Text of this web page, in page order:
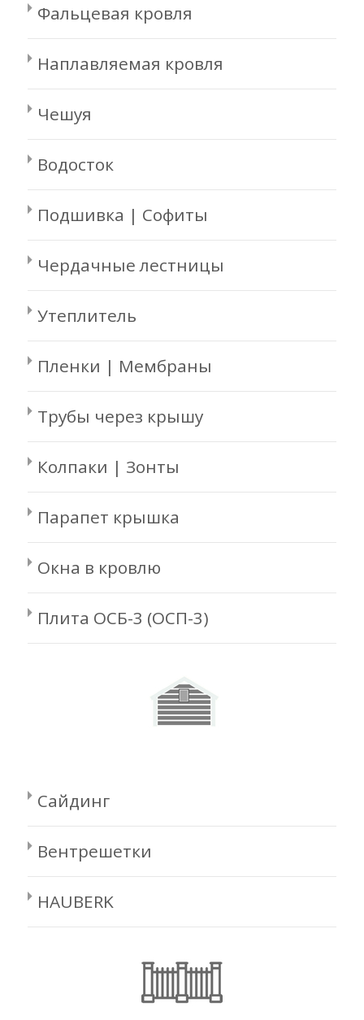
Фальцевая кровля
Наплавляемая кровля
Чешуя
Водосток
Подшивка | Софиты
Чердачные лестницы
Утеплитель
Пленки | Мембраны
Трубы через крышу
Колпаки | Зонты
Парапет крышка
Окна в кровлю
Плита ОСБ-3 (ОСП-3)
Сайдинг
Вентрешетки
HAUBERK